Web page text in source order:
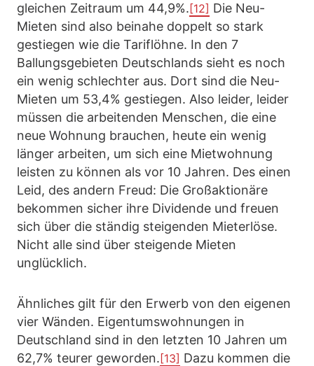
gleichen Zeitraum um 44,9%. [12] Die Neu-
Mieten sind also beinahe doppelt so stark
gestiegen wie die Tariflöhne. In den 7
Ballungsgebieten Deutschlands sieht es noch
ein wenig schlechter aus. Dort sind die Neu-
Mieten um 53,4% gestiegen. Also leider, leider
müssen die arbeitenden Menschen, die eine
neue Wohnung brauchen, heute ein wenig
länger arbeiten, um sich eine Mietwohnung
leisten zu können als vor 10 Jahren. Des einen
Leid, des andern Freud: Die Großaktionäre
bekommen sicher ihre Dividende und freuen
sich über die ständig steigenden Mieterlöse.
Nicht alle sind über steigende Mieten
unglücklich.
Ähnliches gilt für den Erwerb von den eigenen
vier Wänden. Eigentumswohnungen in
Deutschland sind in den letzten 10 Jahren um
62,7% teurer geworden. [13] Dazu kommen die